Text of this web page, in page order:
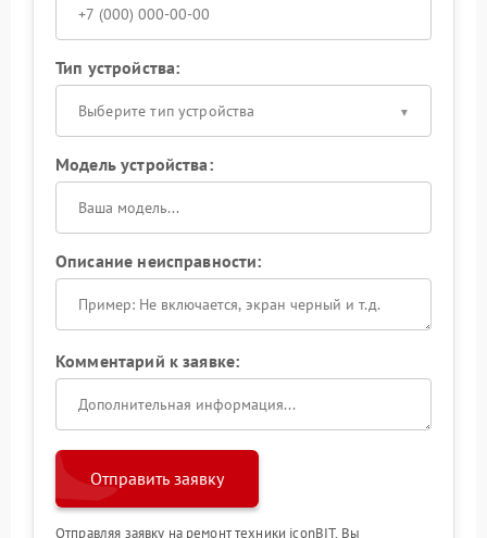
Тип устройства:
Выберите тип устройства
Модель устройства:
Описание неисправности:
Комментарий к заявке:
Отправить заявку
Отправляя заявку на ремонт техники iconBIT, Вы